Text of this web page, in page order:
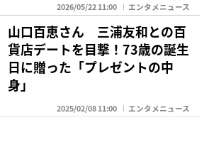
2026/05/22 11:00 エンタメニュース
山口百恵さん 三浦友和との百
貨店デートを目撃！73歳の誕生
日に贈った「プレゼントの中
身」
2025/02/08 11:00 エンタメニュース